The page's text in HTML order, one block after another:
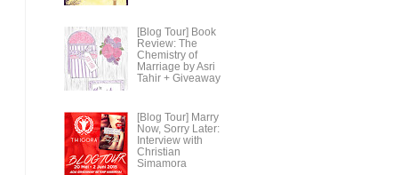
[Blog Tour] Book
Review: The
Chemistry of
Marriage by Asri
Tahir + Giveaway
[Blog Tour] Marry
Now, Sorry Later:
Interview with
Christian
Simamora